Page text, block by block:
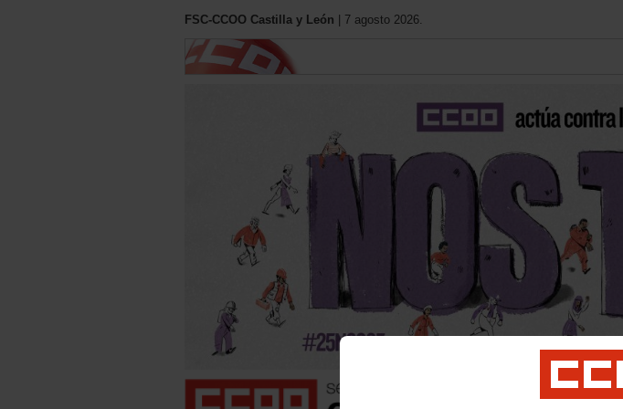
FSC-CCOO Castilla y León | 7 agosto 2026.